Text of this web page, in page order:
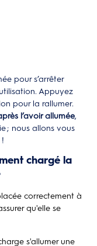
pour s’arrêter
Appuyez
pour la rallumer.
l’avoir allumée,
; nous allons vous
chargé la
correctement à
qu'elle se
s'allumer une